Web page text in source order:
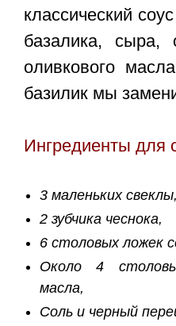
классический
базалика, сыра,
оливкового
базилик мы
Ингредиенты для
3 маленьких свеклы,
2 зубчика чеснока,
6 столовых ложек
Около 4
масла,
Соль и черный